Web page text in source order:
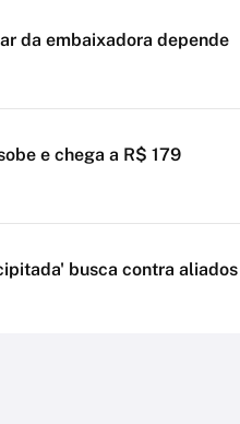
da embaixadora depende
e chega a R$ 179
busca contra aliados